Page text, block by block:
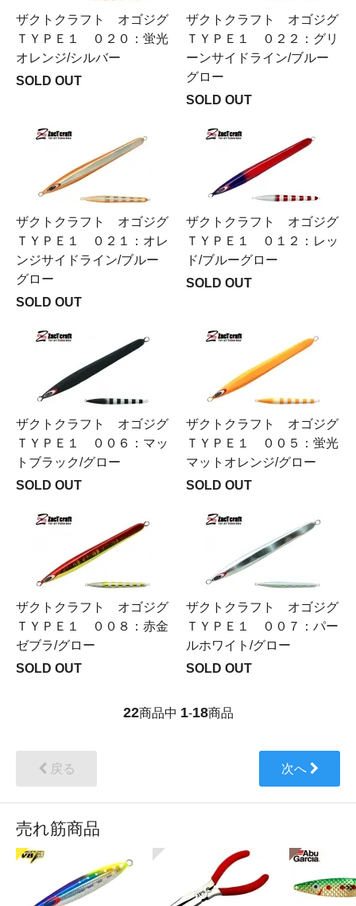
ザクトクラフト オゴジグ
ＴＹＰＥ１ ０２０：蛍光
オレンジ/シルバー
SOLD OUT
ザクトクラフト オゴジグ
ＴＹＰＥ１ ０２２：グリ
ーンサイドライン/ブルー
グロー
SOLD OUT
ザクトクラフト オゴジグ
ＴＹＰＥ１ ０２１：オレ
ンジサイドライン/ブルー
グロー
SOLD OUT
ザクトクラフト オゴジグ
ＴＹＰＥ１ ０１２：レッ
ド/ブルーグロー
SOLD OUT
ザクトクラフト オゴジグ
ＴＹＰＥ１ ００６：マッ
トブラック/グロー
SOLD OUT
ザクトクラフト オゴジグ
ＴＹＰＥ１ ００５：蛍光
マットオレンジ/グロー
SOLD OUT
ザクトクラフト オゴジグ
ＴＹＰＥ１ ００８：赤金
ゼブラ/グロー
SOLD OUT
ザクトクラフト オゴジグ
ＴＹＰＥ１ ００７：パー
ルホワイト/グロー
SOLD OUT
22商品中 1-18商品
戻る 次へ
売れ筋商品